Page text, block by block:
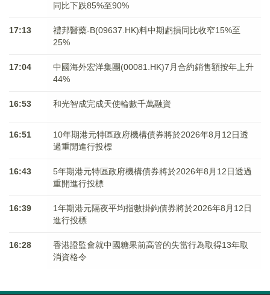
同比下跌85%至90%
17:13
禮邦醫藥-B(09637.HK)料中期虧損同比收窄15%至
25%
17:04
中國海外宏洋集團(00081.HK)7月合約銷售額按年上升
44%
16:53 和光智成完成天使輪數千萬融資
16:51
10年期港元特區政府機構債券將於2026年8月12日透
過重開進行投標
16:43
5年期港元特區政府機構債券將於2026年8月12日透過
重開進行投標
16:39
1年期港元隔夜平均指數掛鉤債券將於2026年8月12日
進行投標
16:28
香港證監會就中國糖果前高管的失當行為取得13年取
消資格令